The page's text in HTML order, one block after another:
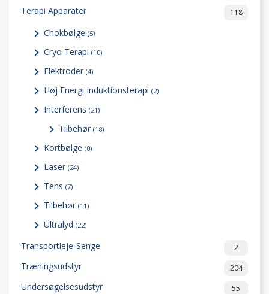
Terapi Apparater 118
Chokbølge (5)
Cryo Terapi (10)
Elektroder (4)
Høj Energi Induktionsterapi (2)
Interferens (21)
Tilbehør (18)
Kortbølge (0)
Laser (24)
Tens (7)
Tilbehør (11)
Ultralyd (22)
Transportleje-Senge 2
Træningsudstyr 204
Undersøgelsesudstyr 55